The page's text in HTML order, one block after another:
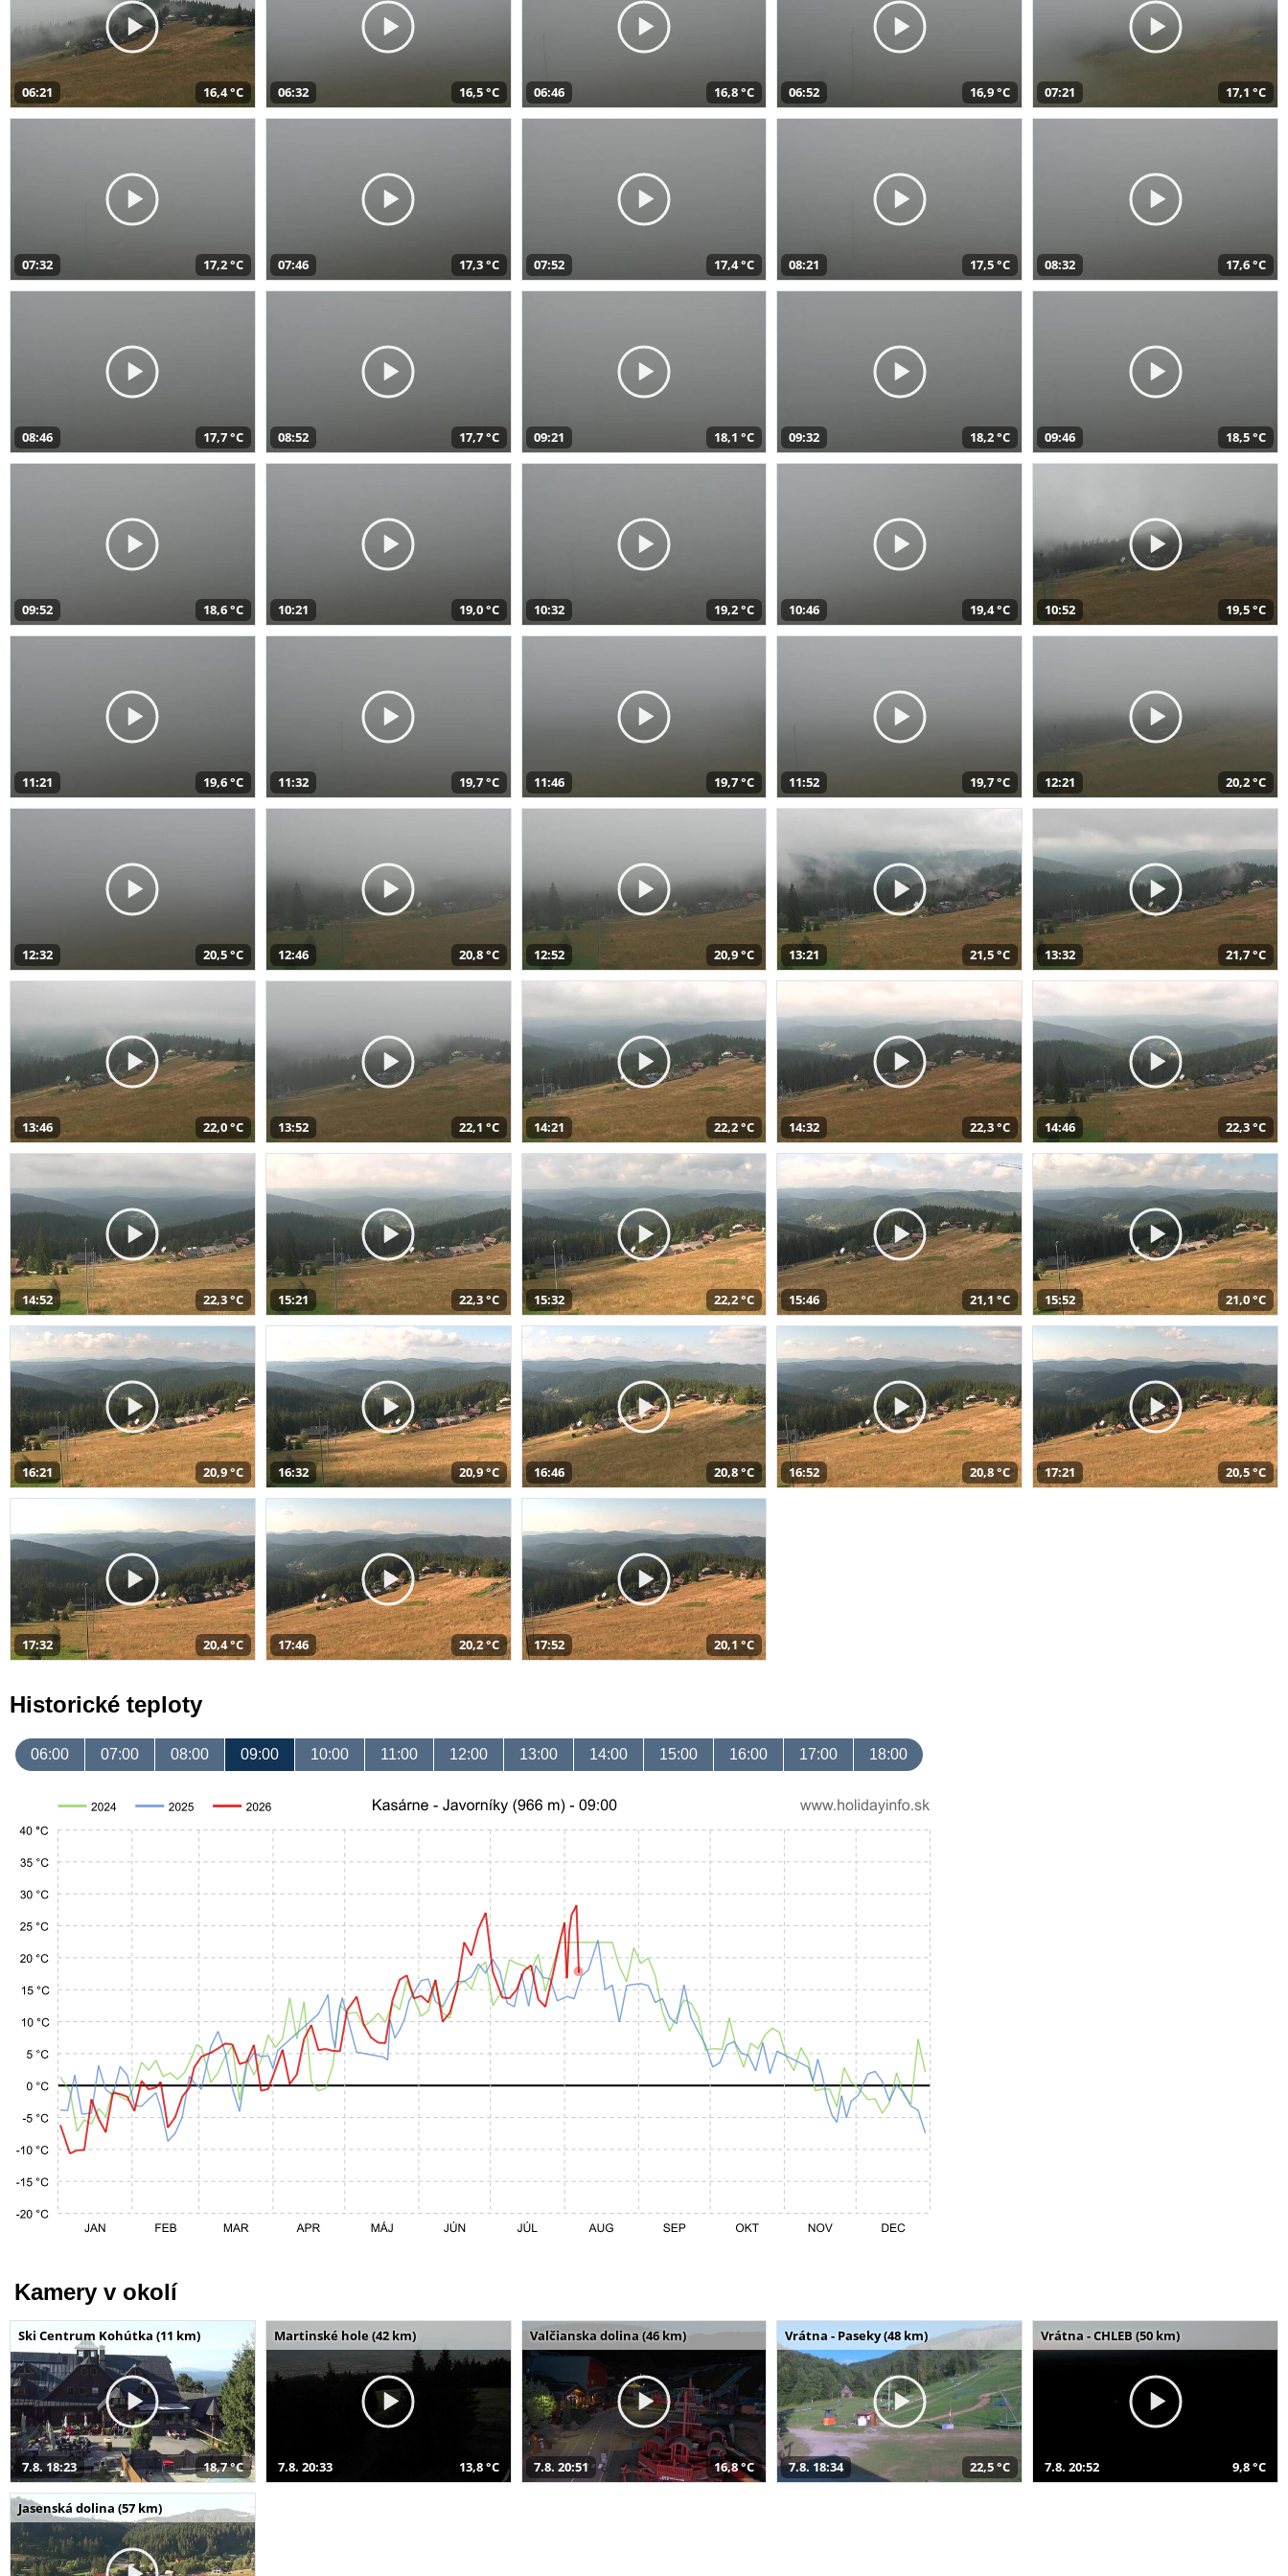
06:21 16,4 °C 06:32 16,5 °C 06:46 16,8 °C 06:52 16,9 °C 07:21 17,1 °C
07:32 17,2 °C 07:46 17,3 °C 07:52 17,4 °C 08:21 17,5 °C 08:32 17,6 °C
08:46 17,7 °C 08:52 17,7 °C 09:21 18,1 °C 09:32 18,2 °C 09:46 18,5 °C
09:52 18,6 °C 10:21 19,0 °C 10:32 19,2 °C 10:46 19,4 °C 10:52 19,5 °C
11:21 19,6 °C 11:32 19,7 °C 11:46 19,7 °C 11:52 19,7 °C 12:21 20,2 °C
12:32 20,5 °C 12:46 20,8 °C 12:52 20,9 °C 13:21 21,5 °C 13:32 21,7 °C
13:46 22,0 °C 13:52 22,1 °C 14:21 22,2 °C 14:32 22,3 °C 14:46 22,3 °C
14:52 22,3 °C 15:21 22,3 °C 15:32 22,2 °C 15:46 21,1 °C 15:52 21,0 °C
16:21 20,9 °C 16:32 20,9 °C 16:46 20,8 °C 16:52 20,8 °C 17:21 20,5 °C
17:32 20,4 °C 17:46 20,2 °C 17:52 20,1 °C
Historické teploty
06:00 07:00 08:00 09:00 10:00 11:00 12:00 13:00 14:00 15:00 16:00 17:00 18:00
Kamery v okolí
Ski Centrum Kohútka (11 km)
7.8. 18:23 18,7 °C
Martinské hole (42 km)
7.8. 20:33 13,8 °C
Valčianska dolina (46 km)
7.8. 20:51 16,8 °C
Vrátna - Paseky (48 km)
7.8. 18:34 22,5 °C
Vrátna - CHLEB (50 km)
7.8. 20:52 9,8 °C
Jasenská dolina (57 km)